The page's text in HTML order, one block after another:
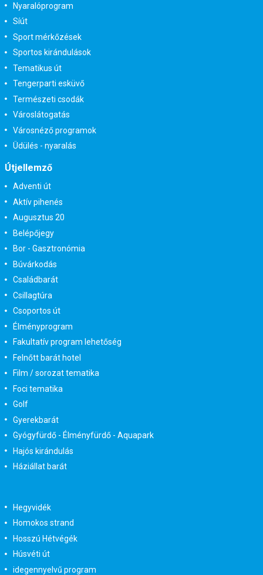
Nyaralóprogram
Síút
Sport mérkőzések
Sportos kirándulások
Tematikus út
Tengerparti esküvő
Természeti csodák
Városlátogatás
Városnéző programok
Üdülés - nyaralás
Útjellemző
Adventi út
Aktív pihenés
Augusztus 20
Belépőjegy
Bor - Gasztronómia
Búvárkodás
Családbarát
Csillagtúra
Csoportos út
Élményprogram
Fakultatív program lehetőség
Felnőtt barát hotel
Film / sorozat tematika
Foci tematika
Golf
Gyerekbarát
Gyógyfürdő - Élményfürdő - Aquapark
Hajós kirándulás
Háziállat barát
Hegyvidék
Homokos strand
Hosszú Hétvégék
Húsvéti út
idegennyelvű program